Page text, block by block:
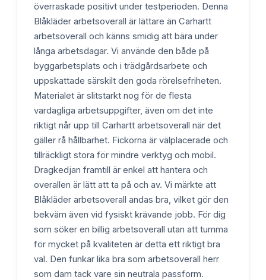
överraskade positivt under testperioden. Denna
Blåkläder arbetsoverall är lättare än Carhartt
arbetsoverall och känns smidig att bära under
långa arbetsdagar. Vi använde den både på
byggarbetsplats och i trädgårdsarbete och
uppskattade särskilt den goda rörelsefriheten.
Materialet är slitstarkt nog för de flesta
vardagliga arbetsuppgifter, även om det inte
riktigt når upp till Carhartt arbetsoverall när det
gäller rå hållbarhet. Fickorna är välplacerade och
tillräckligt stora för mindre verktyg och mobil.
Dragkedjan framtill är enkel att hantera och
overallen är lätt att ta på och av. Vi märkte att
Blåkläder arbetsoverall andas bra, vilket gör den
bekväm även vid fysiskt krävande jobb. För dig
som söker en billig arbetsoverall utan att tumma
för mycket på kvaliteten är detta ett riktigt bra
val. Den funkar lika bra som arbetsoverall herr
som dam tack vare sin neutrala passform.